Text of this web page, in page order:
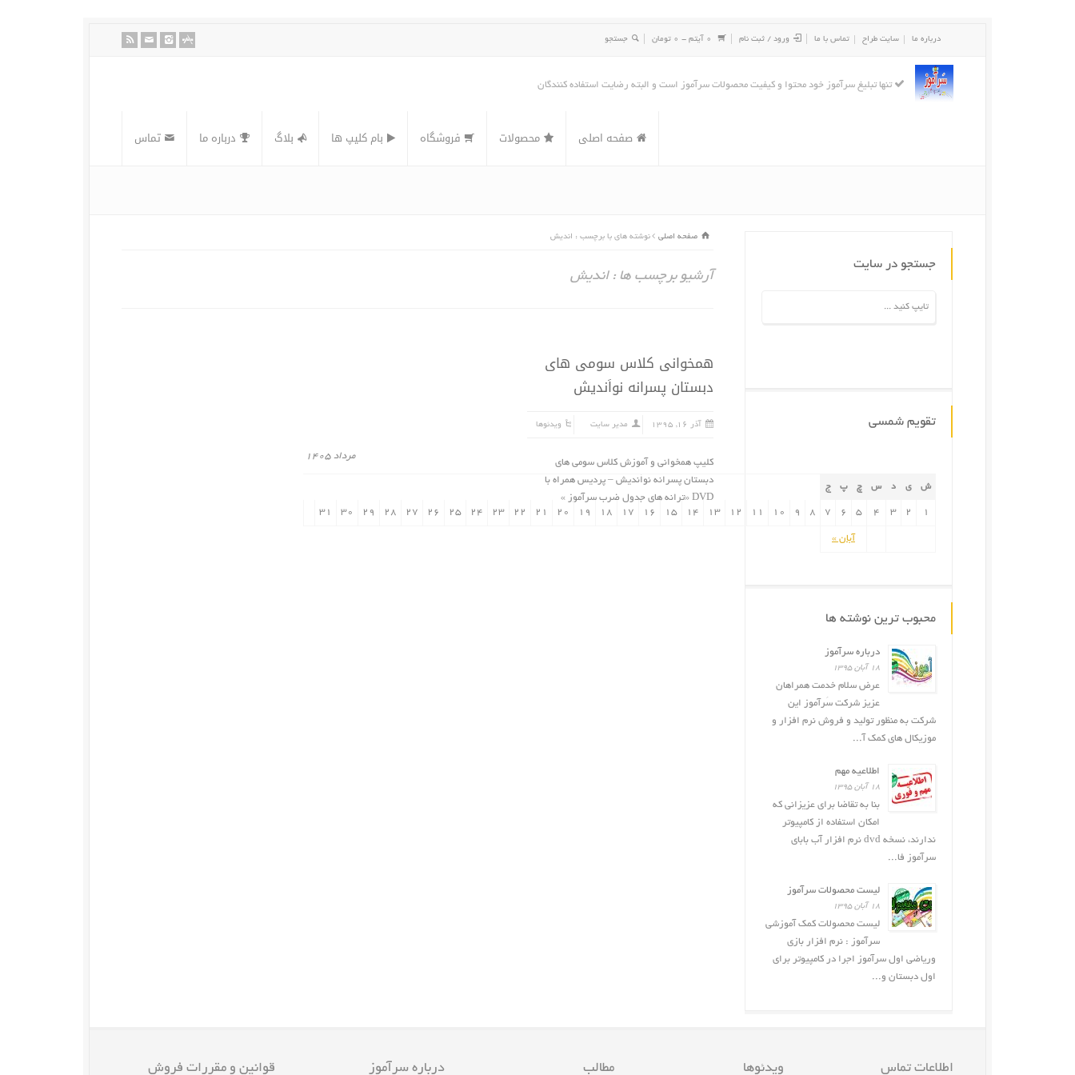
درباره ما سایت طراح تماس با ما ورود / ثبت نام 0 آیتم - 0 تومان
تنها تبلیغ سرآموز خود محتوا و کیفیت محصولات سرآموز است و البته رضایت استفاده کنندگان
صفحه اصلی محصولات فروشگاه بام کلیپ ها بلاگ درباره ما تماس
صفحه اصلی نوشته های با برچسب : اندیش
آرشیو برچسب ها : اندیش
همخوانی کلاس سومی های
دبستان پسرانه نواَندیش
آذر ۱۶, ۱۳۹۵ مدیر سایت ویدئوها
کلیپ همخوانی و آموزش کلاس سومی های
دبستان پسرانه نواَندیش – پردیس همراه با
DVD «ترانه هاى جدول ضرب سرآموز »
جستجو در سایت
تقویم شمسی
مرداد ۱۴۰۵
ش ی د س چ پ ج
آبان »
۱ ۲ ۳ ۴ ۵ ۶ ۷ ۸ ۹ ۱۰ ۱۱ ۱۲ ۱۳ ۱۴ ۱۵ ۱۶ ۱۷ ۱۸ ۱۹ ۲۰ ۲۱ ۲۲ ۲۳ ۲۴ ۲۵ ۲۶ ۲۷ ۲۸ ۲۹ ۳۰ ۳۱
محبوب ترین نوشته ها
درباره سرآموز
۱۸ آبان ۱۳۹۵
عرض سلام خدمت همراهان
عزیز شرکت سَرآموز این
شرکت به منظور تولید و فروش نرم افزار و
موزیکال های کمک آ...
اطلاعیه مهم
۱۸ آبان ۱۳۹۵
بنا به تقاضا برای عزیزانی که
امکان استفاده از کامپیوتر
ندارند، نسخه dvd نرم افزار آب بابای
سرآموز فا...
لیست محصولات سرآموز
۱۸ آبان ۱۳۹۵
لیست محصولات کمک آموزشی
سرآموز : نرم افزار بازى
وریاضی اول سرآموز اجرا در کامپیوتر برای
اول دبستان و...
اطلاعات تماس ویدئوها مطالب درباره سرآموز قوانین و مقررات فروش